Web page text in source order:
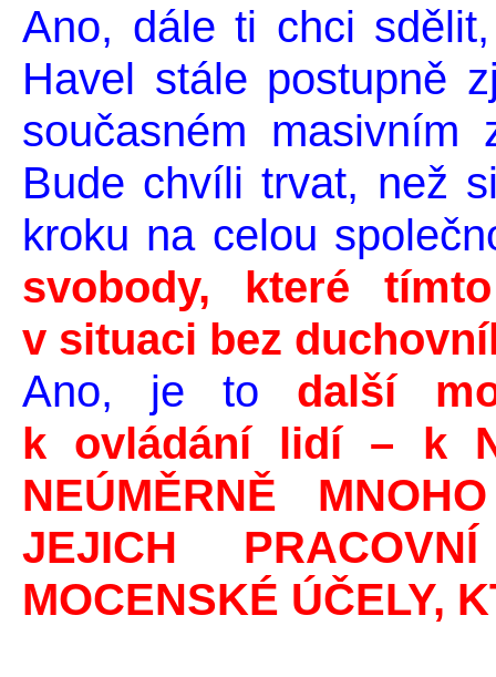
Ano, dále ti chci
Havel stále postupně
současném masivním
Bude chvíli trvat, než
kroku na celou
svobody, které
v situaci bez
Ano, je to další
k ovládání lidí – k
NEÚMĚRNĚ
JEJICH
MOCENSKÉ ÚČELY,